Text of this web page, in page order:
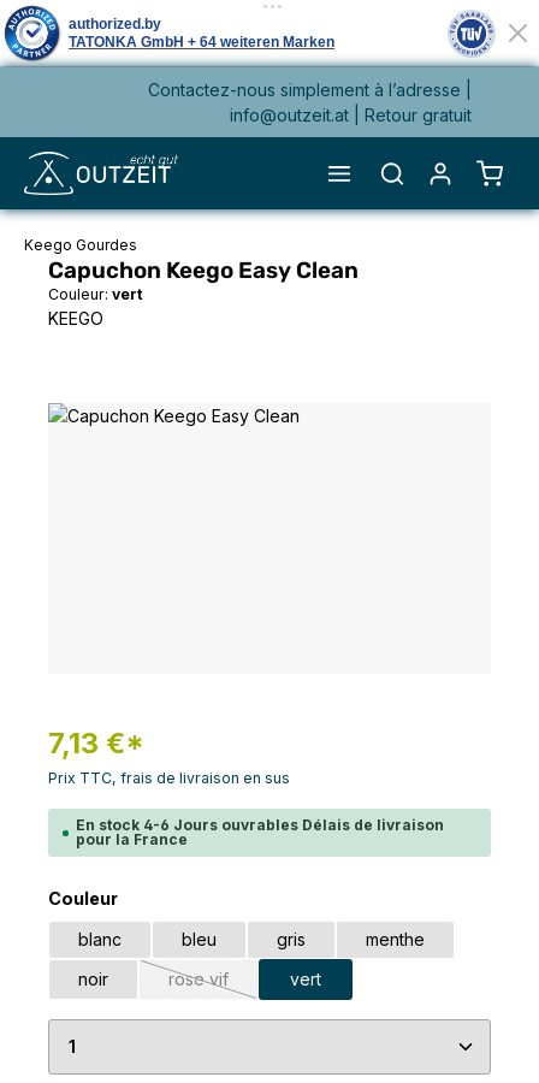
Contactez-nous simplement à l’adresse |
info@outzeit.at
| Retour gratuit
Le
Keego Gourdes
Capuchon Keego Easy Clean
Couleur: vert
KEEGO
Ignorer la galerie d'images
7,13 €*
Prix TTC, frais de livraison en sus
En stock 4-6 Jours ouvrables Délais de livraison
pour la France
Sélectionnez
Couleur
blanc
bleu gris
menthe
noir
rose vif
(Cette option n'est pas disponible pour le
vert
Quantité de produit : Entrez la quantité